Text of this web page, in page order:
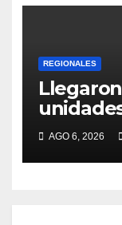
REGIONALES
insumos
AGO 6, 2026